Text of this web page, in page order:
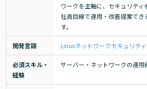
ワークを主軸に、セキュリテ
社員目線で運用・改善提案で
す。
開発言語 Linuxネットワークセキュリティ
必須スキル・
経験
サーバー・ネットワークの運用